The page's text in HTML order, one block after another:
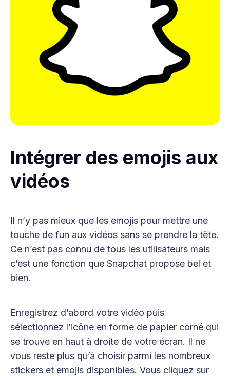
Intégrer des emojis aux
vidéos
Il n’y pas mieux que les emojis pour mettre une
touche de fun aux vidéos sans se prendre la tête.
Ce n’est pas connu de tous les utilisateurs mais
c’est une fonction que Snapchat propose bel et
bien.
Enregistrez d’abord votre vidéo puis
sélectionnez l’icône en forme de papier corné qui
se trouve en haut à droite de votre écran. Il ne
vous reste plus qu’à choisir parmi les nombreux
stickers et emojis disponibles. Vous cliquez sur